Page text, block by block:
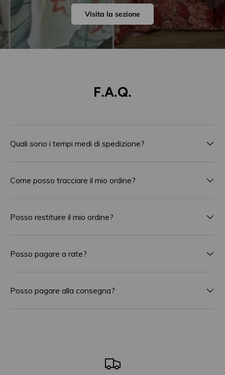
Visita la sezione
F.A.Q.
Quali sono i tempi medi di spedizione?
Come posso tracciare il mio ordine?
Posso restituire il mio ordine?
Posso pagare a rate?
Posso pagare alla consegna?